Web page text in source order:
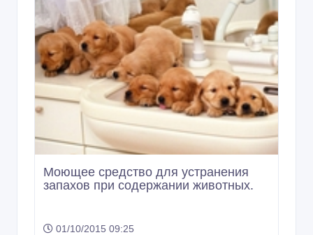
Моющее средство для устранения
запахов при содержании животных.
01/10/2015 09:25